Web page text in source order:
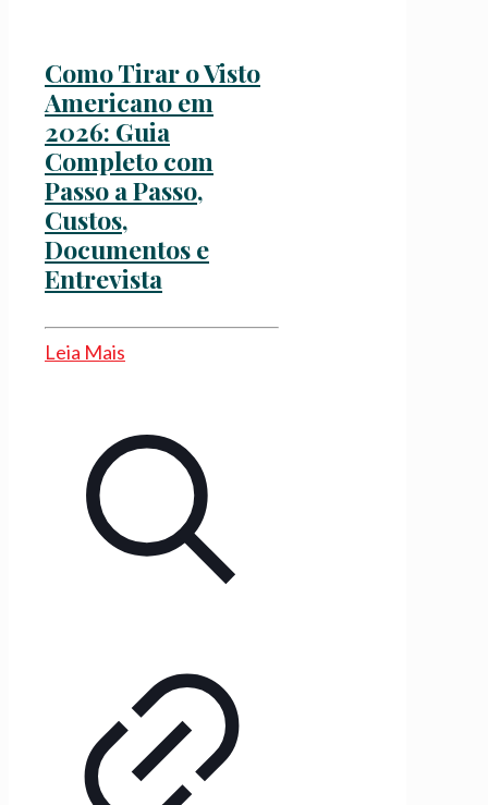
Como Tirar o Visto
Americano em
2026: Guia
Completo com
Passo a Passo,
Custos,
Documentos e
Entrevista
Leia Mais